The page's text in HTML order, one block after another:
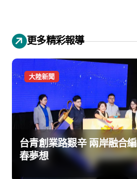
更多精彩報導
大陸新聞
台青創業路艱辛 兩岸融合
春夢想